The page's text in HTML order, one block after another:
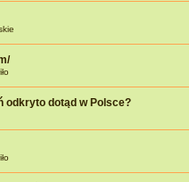
odkryto dotąd w Polsce?